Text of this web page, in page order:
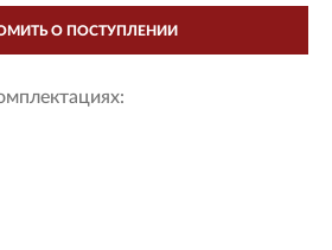
О ПОСТУПЛЕНИИ